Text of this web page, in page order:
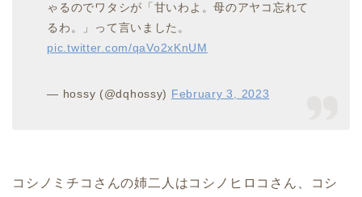
ゃるのでワタシが「甘いわよ。母のアヤコ忘れて
るわ。」って言いました。
pic.twitter.com/qaVo2xKnUM
— hossy (@dqhossy) February 3, 2023
コシノミチコさんの姉二人はコシノヒロコさん、コシ